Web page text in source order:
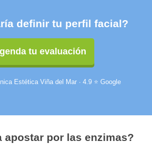
definir tu perfil facial?
tu evaluación
Estética Viña del Mar · 4.9 ⭐ Google
apostar por las enzimas?